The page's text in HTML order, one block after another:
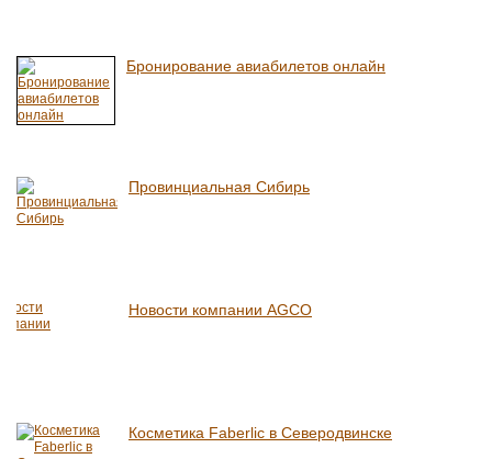
Бронирование авиабилетов онлайн
Провинциальная Сибирь
Новости компании AGCO
Косметика Faberlic в Северодвинске